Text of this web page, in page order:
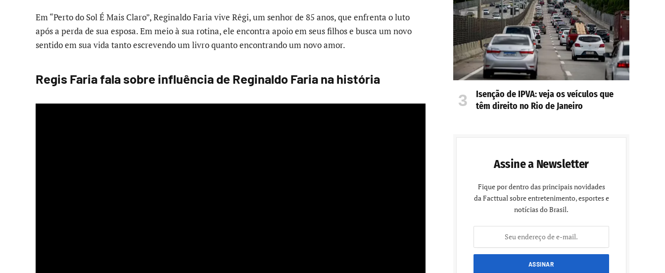
Em “Perto do Sol É Mais Claro”, Reginaldo Faria vive Rêgi, um senhor de 85 anos, que enfrenta o luto
após a perda de sua esposa. Em meio à sua rotina, ele encontra apoio em seus filhos e busca um novo
sentido em sua vida tanto escrevendo um livro quanto encontrando um novo amor.
Regis Faria fala sobre influência de Reginaldo Faria na história
Isenção de IPVA: veja os veículos que
têm direito no Rio de Janeiro
Assine a Newsletter
Fique por dentro das principais novidades
da Facttual sobre entretenimento, esportes e
notícias do Brasil.